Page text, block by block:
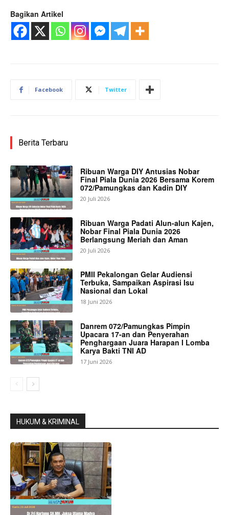
Bagikan Artikel
Facebook Twitter
Berita Terbaru
Ribuan Warga DIY Antusias Nobar
Final Piala Dunia 2026 Bersama Korem
072/Pamungkas dan Kadin DIY
20 Juli 2026
Ribuan Warga Padati Alun-alun Kajen,
Nobar Final Piala Dunia 2026
Berlangsung Meriah dan Aman
20 Juli 2026
PMII Pekalongan Gelar Audiensi
Terbuka, Sampaikan Aspirasi Isu
Nasional dan Lokal
18 Juni 2026
Danrem 072/Pamungkas Pimpin
Upacara 17-an dan Penyerahan
Penghargaan Juara Harapan I Lomba
Karya Bakti TNI AD
17 Juni 2026
HUKUM & KRIMINAL